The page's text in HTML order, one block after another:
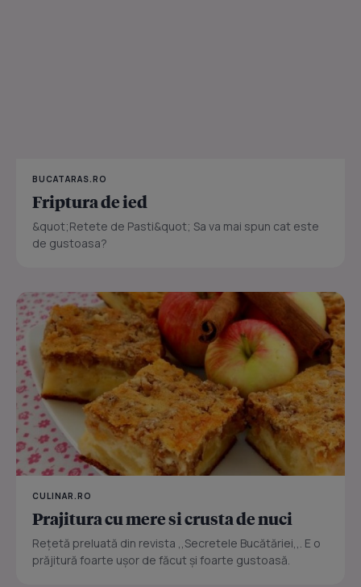
BUCATARAS.RO
Friptura de ied
&quot;Retete de Pasti&quot; Sa va mai spun cat este
de gustoasa?
CULINAR.RO
Prajitura cu mere si crusta de nuci
Reţetă preluată din revista ,,Secretele Bucătăriei,,. E o
prăjitură foarte uşor de făcut şi foarte gustoasă.